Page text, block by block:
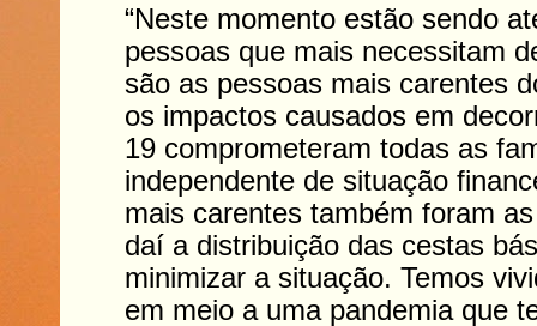
“Neste momento estão sendo
pessoas que mais necessitam
são as pessoas mais carentes
os impactos causados em
19 comprometeram todas as
independente de situação
mais carentes também foram
daí a distribuição das cestas
minimizar a situação. Temos
em meio a uma pandemia que